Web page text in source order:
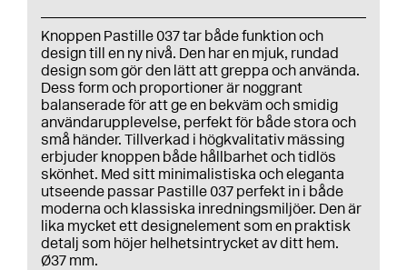
Knoppen Pastille 037 tar både funktion och
design till en ny nivå. Den har en mjuk, rundad
design som gör den lätt att greppa och använda.
Dess form och proportioner är noggrant
balanserade för att ge en bekväm och smidig
användarupplevelse, perfekt för både stora och
små händer. Tillverkad i högkvalitativ mässing
erbjuder knoppen både hållbarhet och tidlös
skönhet. Med sitt minimalistiska och eleganta
utseende passar Pastille 037 perfekt in i både
moderna och klassiska inredningsmiljöer. Den är
lika mycket ett designelement som en praktisk
detalj som höjer helhetsintrycket av ditt hem.
Ø37 mm.